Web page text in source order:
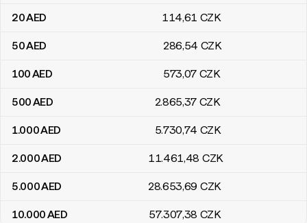
20AED 114,61 CZK
50AED 286,54 CZK
100AED 573,07 CZK
500AED 2.865,37 CZK
1.000AED 5.730,74 CZK
2.000AED 11.461,48 CZK
5.000AED 28.653,69 CZK
10.000AED 57.307,38 CZK